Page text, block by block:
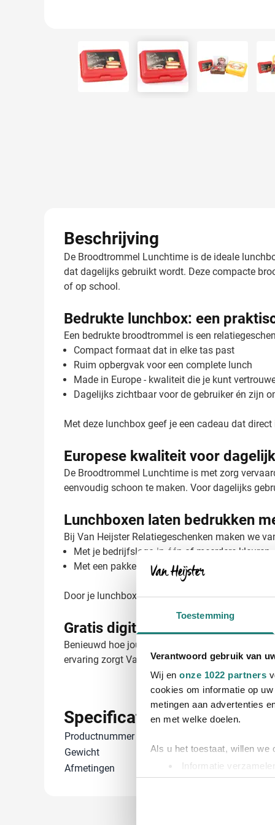
Toestemming
Verantwoord gebruik van
Wij en onze 1022 partners
cookies om informatie op
metingen aan advertenties
en met welke doelen.
Als u het toestaat, willen we
Informatie
Uw apparaat
toestemming op elk
View larger imageView larger image
Beschrijving
De Broodtrommel Lunchtime is de ideale
dat dagelijks gebruikt wordt. Deze compacte
of op school.
Bedrukte lunchbox: een
Een bedrukte broodtrommel is een
Compact formaat dat in elke tas past
Ruim opbergvak voor een complete lunch
Made in Europe - kwaliteit die je kunt
Dagelijks zichtbaar voor de gebruiker én zijn
Met deze lunchbox geef je een cadeau dat
Europese kwaliteit voor
De Broodtrommel Lunchtime is met zorg
eenvoudig schoon te maken. Voor dagelijks
Lunchboxen laten bedrukken
Bij Van Heijster Relatiegeschenken maken we
Met je bedrijfslogo in één of meerdere kleuren
Met een pakkende tekst of slogan
Door je lunchbox te laten bedrukken, creëer je
Gratis digitaal voorbeeld van je
Benieuwd hoe jouw logo op de Broodtrommel
ervaring zorgt Van Heijster voor een perfecte
Specificaties
Productnummer
Gewicht
100 gram
Afmetingen
17.5 cm x